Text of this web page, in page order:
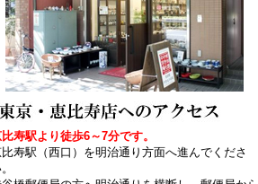
寿駅より徒歩6～7分です。
寿駅（西口）を明治通り方面へ進んでくださ